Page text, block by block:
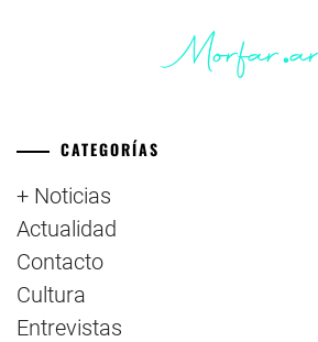
CATEGORÍAS
+ Noticias
Actualidad
Contacto
Cultura
Entrevistas